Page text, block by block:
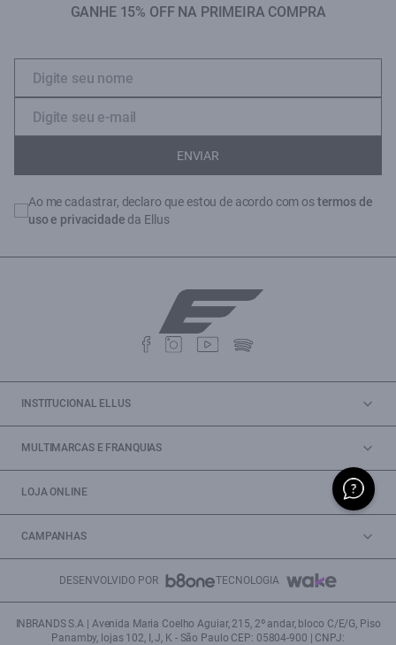
GANHE 15% OFF NA PRIMEIRA COMPRA
ENVIAR
Ao me cadastrar, declaro que estou de acordo com ostermos de
uso e privacidade da Ellus
INSTITUCIONAL ELLUS
MULTIMARCAS E FRANQUIAS
LOJA ONLINE
CAMPANHAS
DESENVOLVIDO POR TECNOLOGIA
INBRANDS S.A | Avenida Maria Coelho Aguiar, 215, 2º andar, bloco C/E/G, Piso
Panamby, lojas 102, I, J, K - São Paulo CEP: 05804-900 | CNPJ: